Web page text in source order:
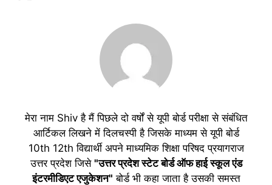
मेरा नाम Shiv है मैं पिछले दो वर्षों से यूपी बोर्ड परीक्षा से संबंधित
आर्टिकल लिखने में दिलचस्पी है जिसके माध्यम से यूपी बोर्ड
10th 12th विद्यार्थी अपने माध्यमिक शिक्षा परिषद प्रयागराज
उत्तर प्रदेश जिसे "उत्तर प्रदेश स्टेट बोर्ड ऑफ हाई स्कूल एंड
इंटरमीडिएट एजुकेशन" बोर्ड भी कहा जाता है उसकी समस्त